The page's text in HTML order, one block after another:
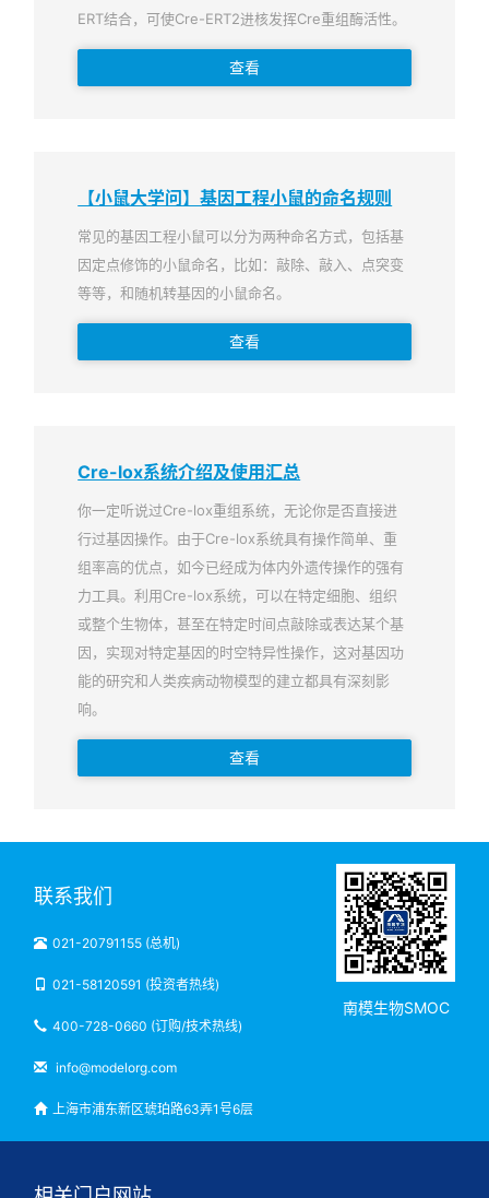
ERT结合，可使Cre-ERT2进核发挥Cre重组酶活性。
查看
【小鼠大学问】基因工程小鼠的命名规则
常见的基因工程小鼠可以分为两种命名方式，包括基
因定点修饰的小鼠命名，比如：敲除、敲入、点突变
等等，和随机转基因的小鼠命名。
查看
Cre-lox系统介绍及使用汇总
你一定听说过Cre-lox重组系统，无论你是否直接进
行过基因操作。由于Cre-lox系统具有操作简单、重
组率高的优点，如今已经成为体内外遗传操作的强有
力工具。利用Cre-lox系统，可以在特定细胞、组织
或整个生物体，甚至在特定时间点敲除或表达某个基
因，实现对特定基因的时空特异性操作，这对基因功
能的研究和人类疾病动物模型的建立都具有深刻影
响。
查看
联系我们
021-20791155 (总机)
021-58120591 (投资者热线)
400-728-0660 (订购/技术热线)
info@modelorg.com
上海市浦东新区琥珀路63弄1号6层
南模生物SMOC